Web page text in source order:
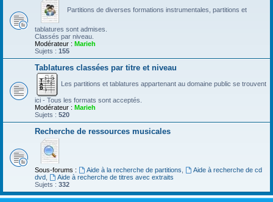
Partitions de diverses formations instrumentales, partitions et
tablatures sont admises.
Classés par niveau.
Modérateur : Marieh
Sujets : 155
Tablatures classées par titre et niveau
Les partitions et tablatures appartenant au domaine public se trouvent
ici - Tous les formats sont acceptés.
Modérateur : Marieh
Sujets : 520
Recherche de ressources musicales
Sous-forums : Aide à la recherche de partitions
Aide à recherche de cd
dvd
Aide à recherche de titres avec extraits
Sujets : 332